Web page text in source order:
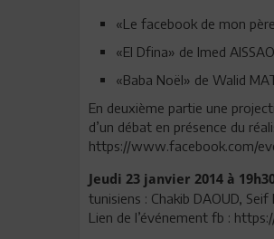
«Le facebook de mon
«El Dfina» de Imed
«Baba Noël» de Walid
En deuxième partie une
d’un débat en présence du
https://www.facebook.com/
Jeudi 23 janvier 2014 à
tunisiens : Chakib DAOUD, Seif
Lien de l’événement fb :